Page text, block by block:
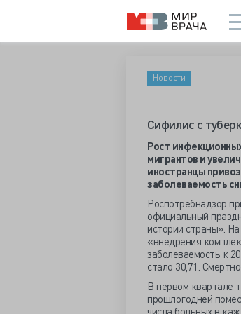
Новости
Сифилис с
Рост
мигрантов и
иностранцы
заболеваемость
Роспотребнадзор
официальный
истории страны».
«внедрения
заболеваемость к
стало 30,71.
В первом квартале
прошлогодней
числа больных в